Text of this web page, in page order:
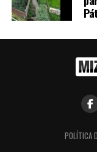
Revista
ante la FGR
Expansión
de FGR
de 20 días;
POLÍTICA